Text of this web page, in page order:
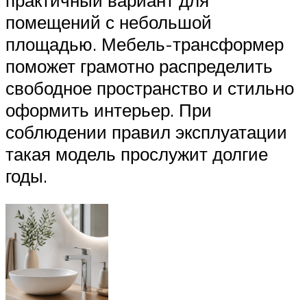
помещений с небольшой
площадью. Мебель-трансформер
поможет грамотно распределить
свободное пространство и стильно
оформить интерьер. При
соблюдении правил эксплуатации
такая модель прослужит долгие
годы.